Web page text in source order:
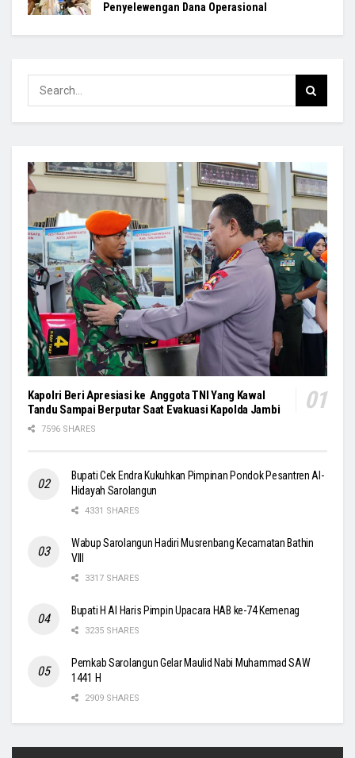
Penyelewengan Dana Operasional
Kapolri Beri Apresiasi ke Anggota TNI Yang Kawal
Tandu Sampai Berputar Saat Evakuasi Kapolda Jambi
7596 SHARES
Bupati Cek Endra Kukuhkan Pimpinan Pondok Pesantren Al-
Hidayah Sarolangun
4331 SHARES
Wabup Sarolangun Hadiri Musrenbang Kecamatan Bathin
VIII
3317 SHARES
Bupati H Al Haris Pimpin Upacara HAB ke-74 Kemenag
3235 SHARES
Pemkab Sarolangun Gelar Maulid Nabi Muhammad SAW
1441 H
2909 SHARES